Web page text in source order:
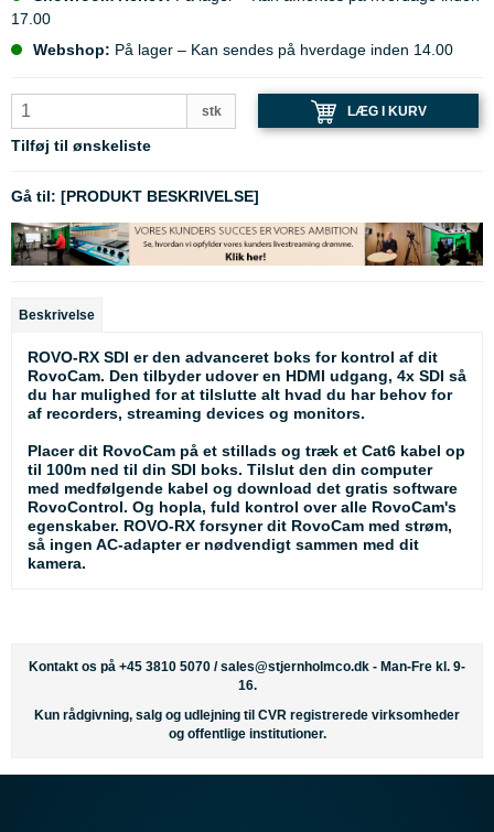
17.00
Webshop: På lager – Kan sendes på hverdage inden 14.00
stk LÆG I KURV
Tilføj til ønskeliste
Gå til: [PRODUKT BESKRIVELSE]
Beskrivelse
ROVO-RX SDI er den advanceret boks for kontrol af dit
RovoCam. Den tilbyder udover en HDMI udgang, 4x SDI så
du har mulighed for at tilslutte alt hvad du har behov for
af recorders, streaming devices og monitors.
Placer dit RovoCam på et stillads og træk et Cat6 kabel op
til 100m ned til din SDI boks. Tilslut den din computer
med medfølgende kabel og download det gratis software
RovoControl. Og hopla, fuld kontrol over alle RovoCam's
egenskaber. ROVO-RX forsyner dit RovoCam med strøm,
så ingen AC-adapter er nødvendigt sammen med dit
kamera.
Kontakt os på +45 3810 5070 /sales@stjernholmco.dk - Man-Fre kl. 9-
16.
Kun rådgivning, salg og udlejning til CVR registrerede virksomheder
og offentlige institutioner.